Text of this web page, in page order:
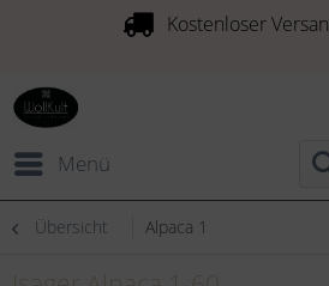
Kostenloser
Menü
Übersicht Alpaca 1